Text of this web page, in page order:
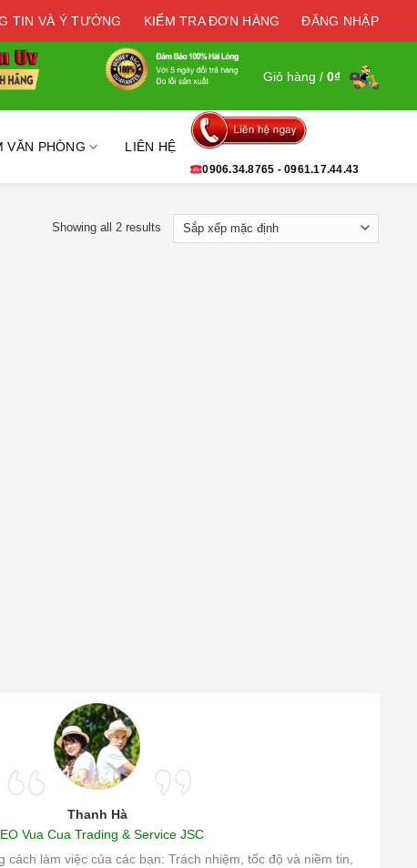
TIN VÀ Ý TƯỞNG KIỂM TRA ĐƠN HÀNG ĐĂNG NHẬP
Giỏ hàng / 0₫
VĂN PHÒNG LIÊN HỆ
0906.34.8765 - 0961.17.44.43
Showing all 2 results
Thanh Hà
Vua Cua Trading & Service JSC
làm việc của các bạn: Trách nhiệm, tốc độ và niềm tin,